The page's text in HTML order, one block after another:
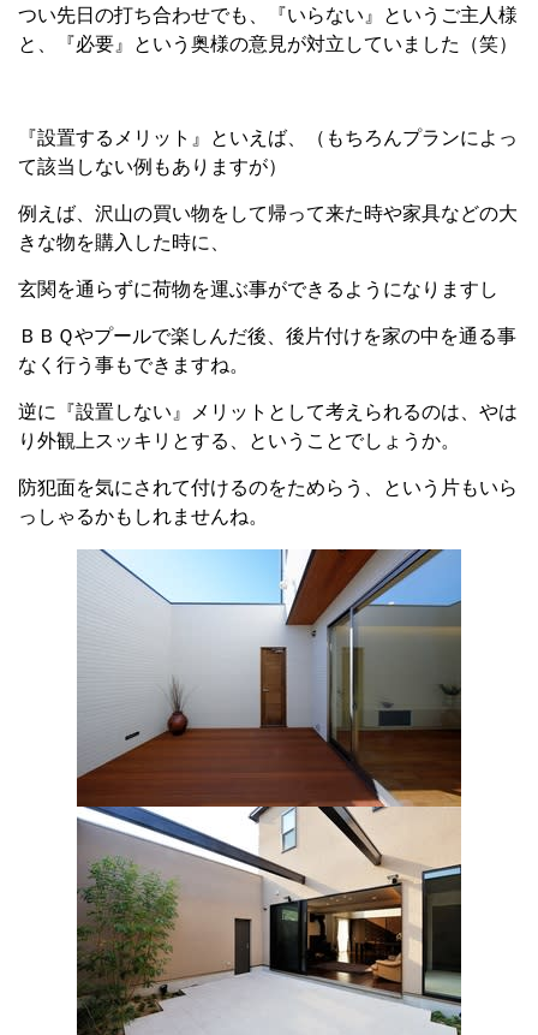
つい先日の打ち合わせでも、『いらない』というご主人様
と、『必要』という奥様の意見が対立していました（笑）
『設置するメリット』といえば、（もちろんプランによっ
て該当しない例もありますが）
例えば、沢山の買い物をして帰って来た時や家具などの大
きな物を購入した時に、
玄関を通らずに荷物を運ぶ事ができるようになりますし
ＢＢＱやプールで楽しんだ後、後片付けを家の中を通る事
なく行う事もできますね。
逆に『設置しない』メリットとして考えられるのは、やは
り外観上スッキリとする、ということでしょうか。
防犯面を気にされて付けるのをためらう、という片もいら
っしゃるかもしれませんね。